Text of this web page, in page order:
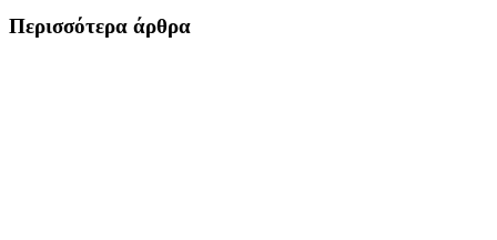
Περισσότερα άρθρα